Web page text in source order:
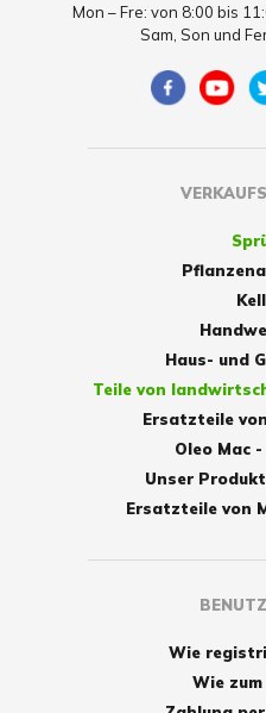
Mon – Fre: von 8:00 bis
Sam, Son und
Haus- und
Teile von
Ersatzteile
Oleo Mac
Unser
Ersatzteile von
Wie
Wie